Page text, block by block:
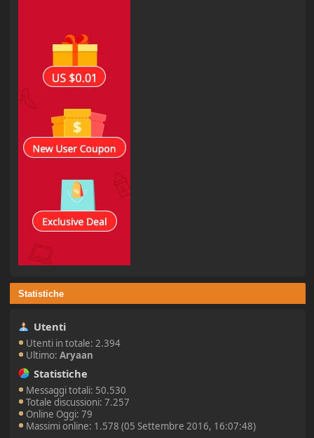
Statistiche
Utenti
Utenti in totale: 2.394
Ultimo:Aryaan
Statistiche
Messaggi totali: 50.530
Totale discussioni: 7.257
Online Oggi: 79
Massimi online: 1.578 (05 Settembre 2016, 16:07:48)